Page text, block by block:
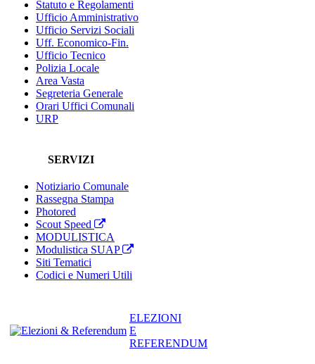
Statuto e Regolamenti
Ufficio Amministrativo
Ufficio Servizi Sociali
Uff. Economico-Fin.
Ufficio Tecnico
Polizia Locale
Area Vasta
Segreteria Generale
Orari Uffici Comunali
URP
SERVIZI
Notiziario Comunale
Rassegna Stampa
Photored
Scout Speed
MODULISTICA
Modulistica SUAP
Siti Tematici
Codici e Numeri Utili
ELEZIONI
E
REFERENDUM